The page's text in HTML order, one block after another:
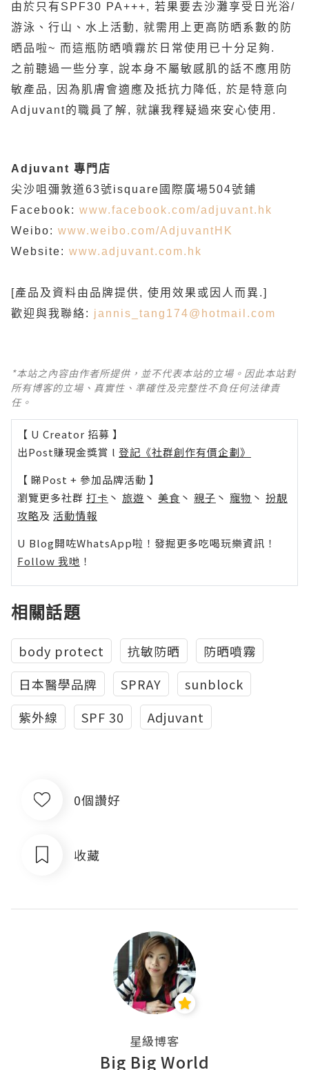
由於只有SPF30 PA+++, 若果要去沙灘享受日光浴/
游泳、行山、水上活動, 就需用上更高防晒系數的防
晒品啦~ 而這瓶防晒噴霧於日常使用已十分足夠.
之前聽過一些分享, 說本身不屬敏感肌的話不應用防
敏產品, 因為肌膚會適應及抵抗力降低, 於是特意向
Adjuvant的職員了解, 就讓我釋疑過來安心使用.
Adjuvant 專門店
尖沙咀彌敦道63號isquare國際廣場504號鋪
Facebook: www.facebook.com/adjuvant.hk
Weibo: www.weibo.com/AdjuvantHK
Website: www.adjuvant.com.hk
[產品及資料由品牌提供, 使用效果或因人而異.]
歡迎與我聯絡: jannis_tang174@hotmail.com
*本站之內容由作者所提供，並不代表本站的立場。因此本站對
所有博客的立場、真實性、準確性及完整性不負任何法律責
任。
【 U Creator 招募 】
出Post賺現金獎賞 l 登記《社群創作有價企劃》
【 睇Post + 參加品牌活動 】
瀏覽更多社群 打卡 丶 旅遊 丶 美食 丶 親子 丶 寵物 丶 扮靚
攻略及 活動情報
U Blog開咗WhatsApp啦！發掘更多吃喝玩樂資訊！
Follow 我哋 ！
相關話題
body protect 抗敏防晒
防晒噴霧
日本醫學品牌
SPRAY
sunblock
紫外線
SPF 30 Adjuvant
0個讚好
收藏
星級博客
Big Big World